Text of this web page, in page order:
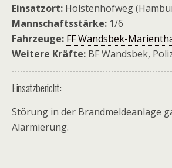
Einsatzort: Holstenhofweg
Mannschaftsstärke: 1/6
Fahrzeuge: FF Wandsbek-
Weitere Kräfte: BF Wandsbek,
Einsatzbericht:
Störung in der Brandmeldeanlage
Alarmierung.